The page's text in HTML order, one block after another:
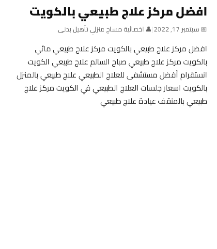
افضل مركز علاج طبيعي بالكويت
📅 سبتمبر 17, 2022 |👤 اخصائية مساج منزلي تأهيل بدنى
افضل مركز علاج طبيعي بالكويت مركز علاج طبيعي مائي
بالكويت مركز علاج طبيعي صباح السالم علاج طبيعي الكويت
انستقرام أفضل مستشفى للعلاج الطبيعي علاج طبيعي بالمنزل
بالكويت اسعار جلسات العلاج الطبيعي في الكويت مركز علاج
طبيعي بالمنقف عيادة علاج طبيعي